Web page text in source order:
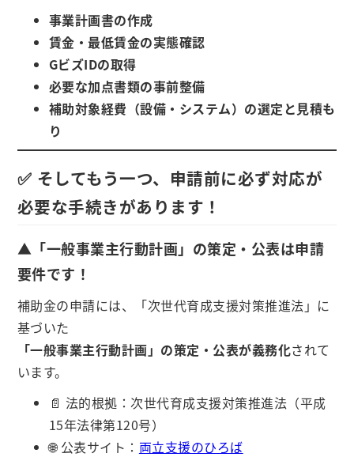
事業計画書の作成
賃金・最低賃金の実態確認
GビズIDの取得
必要な加点書類の事前整備
補助対象経費（設備・システム）の選定と見積も
り
✅ そしてもう一つ、申請前に必ず対応が
必要な手続きがあります！
▲「一般事業主行動計画」の策定・公表は申請
要件です！
補助金の申請には、「次世代育成支援対策推進法」に
基づいた
「一般事業主行動計画」の策定・公表が義務化されて
います。
📄 法的根拠：次世代育成支援対策推進法（平成
15年法律第120号）
🌐 公表サイト： 両立支援のひろば